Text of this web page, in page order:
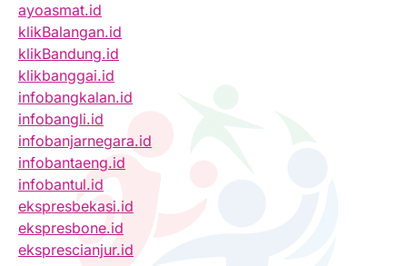
ayoasmat.id
klikBalangan.id
klikBandung.id
klikbanggai.id
infobangkalan.id
infobangli.id
infobanjarnegara.id
infobantaeng.id
infobantul.id
ekspresbekasi.id
ekspresbone.id
eksprescianjur.id